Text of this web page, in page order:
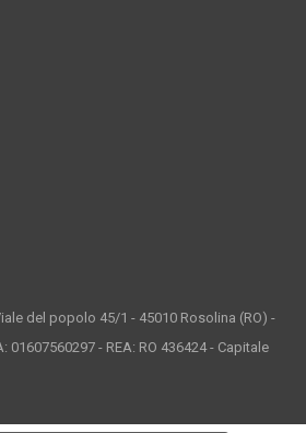
del popolo 45/1 - 45010 Rosolina (RO) -
01607560297 - REA: RO 436424 - Capitale